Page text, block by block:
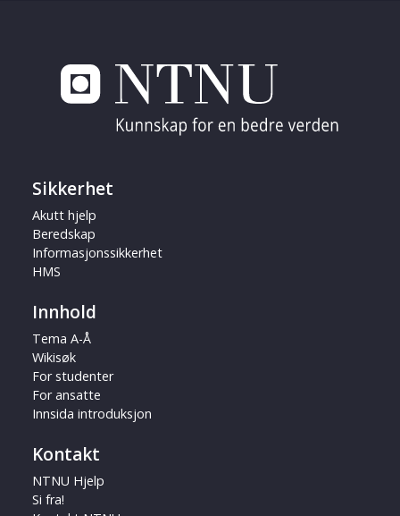
Sikkerhet
Akutt hjelp
Beredskap
Informasjonssikkerhet
HMS
Innhold
Tema A-Å
Wikisøk
For studenter
For ansatte
Innsida introduksjon
Kontakt
NTNU Hjelp
Si fra!